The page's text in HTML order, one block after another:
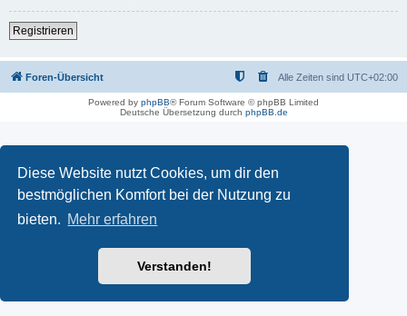
Diese Website nutzt Cookies, um dir den
bestmöglichen Komfort bei der Nutzung zu
bieten. Mehr erfahren
Verstanden!
Registrieren
Foren-Übersicht Alle Zeiten sind UTC+02:00
Powered by phpBB® Forum Software © phpBB Limited
Deutsche Übersetzung durch phpBB.de